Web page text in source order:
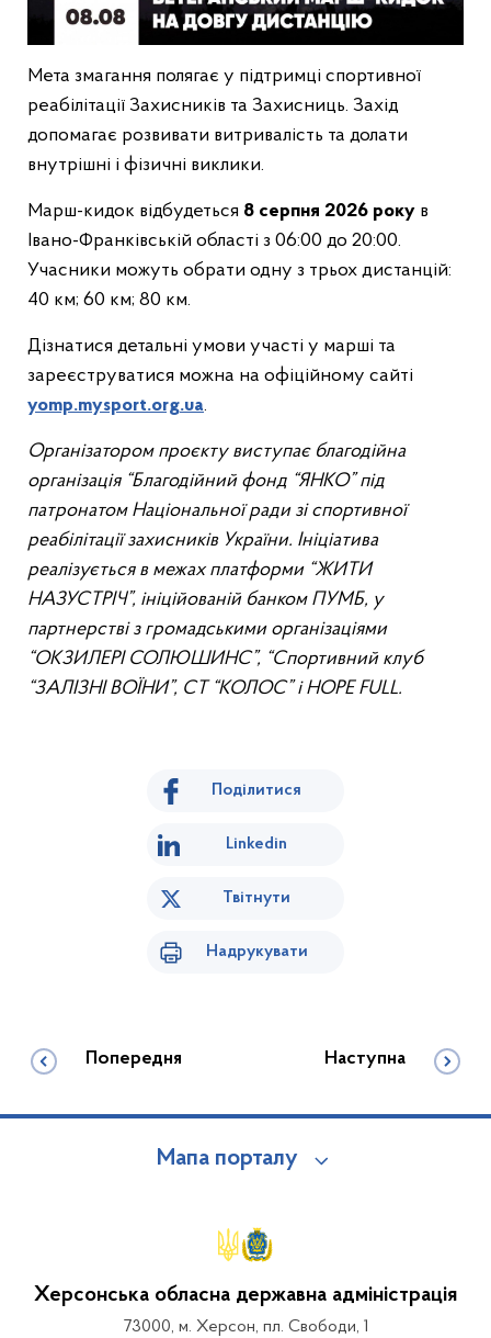
Мета змагання полягає у підтримці спортивної
реабілітації Захисників та Захисниць. Захід
допомагає розвивати витривалість та долати
внутрішні і фізичні виклики.
Марш-кидок відбудеться 8 серпня 2026 року в
Івано-Франківській області з 06:00 до 20:00.
Учасники можуть обрати одну з трьох дистанцій:
40 км; 60 км; 80 км.
Дізнатися детальні умови участі у марші та
зареєструватися можна на офіційному сайті
yomp.mysport.org.ua.
Організатором проєкту виступає благодійна
організація “Благодійний фонд “ЯНКО” під
патронатом Національної ради зі спортивної
реабілітації захисників України. Ініціатива
реалізується в межах платформи “ЖИТИ
НАЗУСТРІЧ”, ініційованій банком ПУМБ, у
партнерстві з громадськими організаціями
“ОКЗИЛЕРІ СОЛЮШИНС”, “Спортивний клуб
“ЗАЛІЗНІ ВОЇНИ”, СТ “КОЛОС” і HOPE FULL.
Поділитися
Linkedin
Твітнути
Надрукувати
Попередня Наступна
Мапа порталу
Херсонська обласна державна адміністрація
73000, м. Херсон, пл. Свободи, 1